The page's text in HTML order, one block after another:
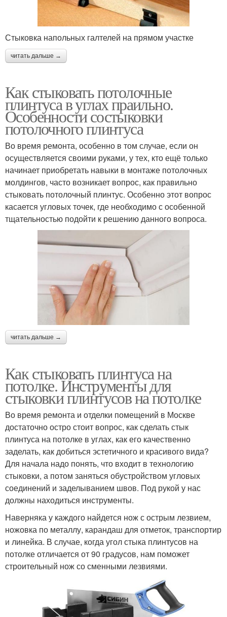
Стыковка напольных галтелей на прямом участке
читать дальше →
Как стыковать потолочные
плинтуса в углах праильно.
Особенности состыковки
потолочного плинтуса
Во время ремонта, особенно в том случае, если он
осуществляется своими руками, у тех, кто ещё только
начинает приобретать навыки в монтаже потолочных
молдингов, часто возникает вопрос, как правильно
стыковать потолочный плинтус. Особенно этот вопрос
касается угловых точек, где необходимо с особенной
тщательностью подойти к решению данного вопроса.
читать дальше →
Как стыковать плинтуса на
потолке. Инструменты для
стыковки плинтусов на потолке
Во время ремонта и отделки помещений в Москве
достаточно остро стоит вопрос, как сделать стык
плинтуса на потолке в углах, как его качественно
заделать, как добиться эстетичного и красивого вида?
Для начала надо понять, что входит в технологию
стыковки, а потом заняться обустройством угловых
соединений и заделыванием швов. Под рукой у нас
должны находиться инструменты.
Наверняка у каждого найдется нож с острым лезвием,
ножовка по металлу, карандаш для отметок, транспортир
и линейка. В случае, когда угол стыка плинтусов на
потолке отличается от 90 градусов, нам поможет
строительный нож со сменными лезвиями.